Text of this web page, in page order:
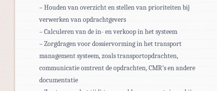
– Houden van overzicht en stellen van prioriteiten bij
verwerken van opdrachtgevers
– Calculeren van de in- en verkoop in het systeem
– Zorgdragen voor dossiervorming in het transport
management systeem, zoals transportopdrachten,
communicatie omtrent de opdrachten, CMR’s en andere
documentatie